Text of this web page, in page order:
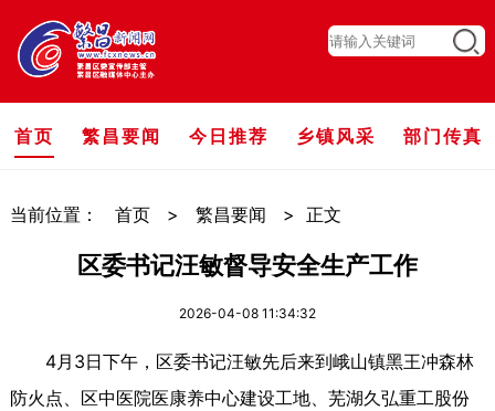
首页 繁昌要闻 今日推荐 乡镇风采 部门传真
当前位置： 首页 > 繁昌要闻 > 正文
区委书记汪敏督导安全生产工作
2026-04-08 11:34:32
4月3日下午，区委书记汪敏先后来到峨山镇黑王冲森林
防火点、区中医院医康养中心建设工地、芜湖久弘重工股份